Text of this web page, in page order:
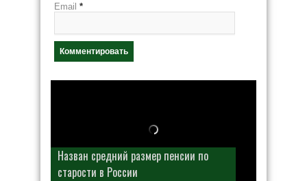
Email *
Назван средний размер пенсии по
старости в России